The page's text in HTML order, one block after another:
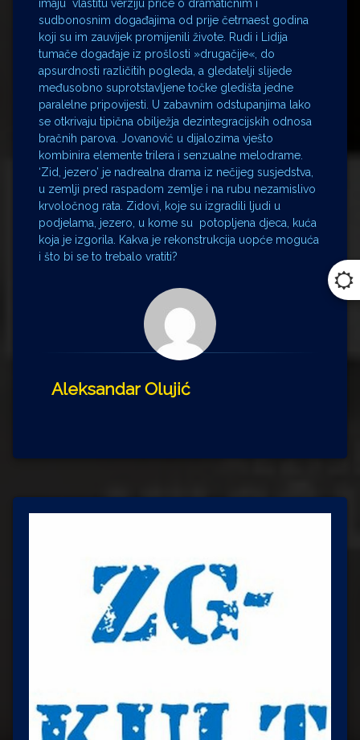
imaju vlastitu verziju priče o dramatičnim i
sudbonosnim događajima od prije četrnaest godina
koji su im zauvijek promijenili živote. Rudi i Lidija
tumače događaje iz prošlosti »drugačije«, do
apsurdnosti različitih pogleda, a gledatelji slijede
međusobno suprotstavljene točke gledišta jedne
paralelne pripovijesti. U zabavnim odstupanjima lako
se otkrivaju tipična obilježja dezintegracijskih odnosa
bračnih parova. Jovanović u dijalozima vješto
kombinira elemente trilera i senzualne melodrame.
‘Zid, jezero’ je nadrealna drama iz nečijeg susjedstva,
u zemlji pred raspadom zemlje i na rubu nezamislivo
krvoločnog rata. Zidovi, koje su izgradili ljudi u
podjelama, jezero, u kome su potopljena djeca, kuća
koja je izgorila. Kakva je rekonstrukcija uopće moguća
i što bi se to trebalo vratiti?
Aleksandar Olujić